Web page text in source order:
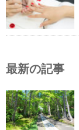
最新の記事